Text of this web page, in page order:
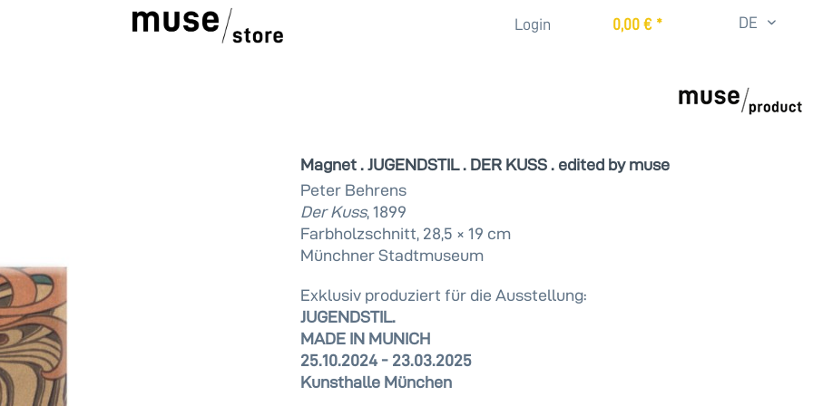
Login 0,00 € * DE
Magnet . JUGENDSTIL . DER KUSS . edited by muse
Peter Behrens
Der Kuss, 1899
Farbholzschnitt, 28,5 × 19 cm
Münchner Stadtmuseum
Exklusiv produziert für die Ausstellung:
JUGENDSTIL.
MADE IN MUNICH
25.10.2024 - 23.03.2025
Kunsthalle München